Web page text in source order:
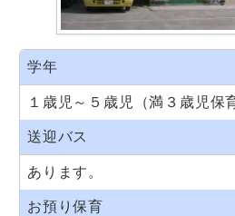
学年
１歳児～５歳児（満３歳児保
送迎バス
あります。
お預り保育